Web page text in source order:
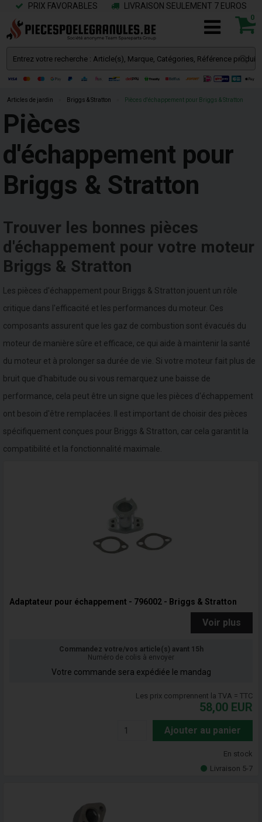
PRIX FAVORABLES LIVRAISON SEULEMENT 7 EUROS
0
Articles de jardin Briggs & Stratton Pièces d'échappement pour Briggs & Stratton
Pièces
d'échappement pour
Briggs & Stratton
Trouver les bonnes pièces
d'échappement pour votre moteur
Briggs & Stratton
Les pièces d'échappement pour Briggs & Stratton jouent un rôle
critique dans l'efficacité et les performances du moteur. Ces
composants assurent que les gaz de combustion sont évacués du
moteur de manière sûre et efficace, ce qui aide à maintenir la santé
du moteur et à prolonger sa durée de vie. Si votre moteur fait plus de
bruit que d'habitude ou si vous remarquez une baisse de
performance, cela peut être un signe que les pièces d'échappement
ont besoin d'être remplacées. Il est important de choisir des pièces
spécifiquement conçues pour Briggs & Stratton, car cela garantit la
compatibilité et la fonctionnalité maximale.
Adaptateur pour échappement - 796002 - Briggs & Stratton
Voir plus
Commandez votre/vos article(s) avant 15h
Numéro de colis à envoyer
Votre commande sera expédiée le mandag
Les prix comprennent la TVA = TTC
58,00 EUR
Ajouter au panier
En stock
Livraison 5-7